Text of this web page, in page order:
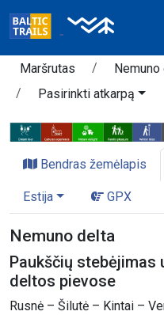
Maršrutas
Pasirinkti atkarpą
Bendras žemėlapis
Estija GPX
Nemuno delta
Paukščių stebėjimas
deltos pievose
Rusnė – Šilutė – Kintai –